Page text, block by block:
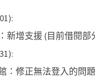
新增支援 (目前借閱
：修正無法登入的問題